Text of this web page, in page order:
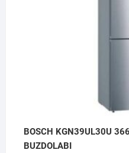
BOSCH KGN39UL30U
BUZDOLABI